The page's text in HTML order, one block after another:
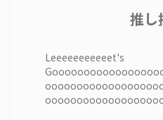
推し
Leeeeeeeeeeet's